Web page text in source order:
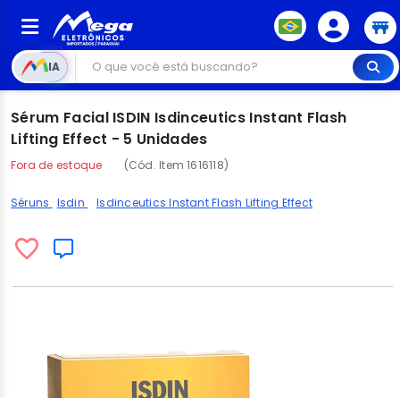
IA
Sérum Facial ISDIN Isdinceutics Instant Flash
Lifting Effect - 5 Unidades
Fora de estoque (Cód. Item 1616118)
Séruns Isdin Isdinceutics Instant Flash Lifting Effect